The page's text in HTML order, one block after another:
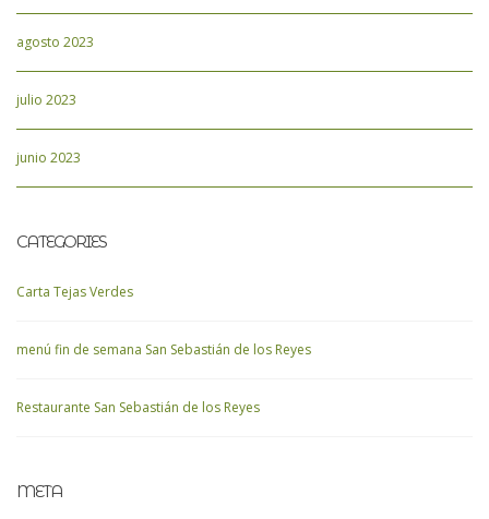
agosto 2023
julio 2023
junio 2023
CATEGORIES
Carta Tejas Verdes
menú fin de semana San Sebastián de los Reyes
Restaurante San Sebastián de los Reyes
META